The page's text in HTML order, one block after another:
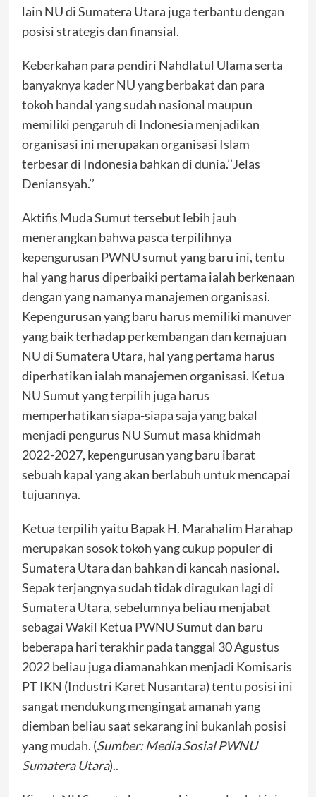
lain NU di Sumatera Utara juga terbantu dengan
posisi strategis dan finansial.
Keberkahan para pendiri Nahdlatul Ulama serta
banyaknya kader NU yang berbakat dan para
tokoh handal yang sudah nasional maupun
memiliki pengaruh di Indonesia menjadikan
organisasi ini merupakan organisasi Islam
terbesar di Indonesia bahkan di dunia.’’Jelas
Deniansyah.’’
Aktifis Muda Sumut tersebut lebih jauh
menerangkan bahwa pasca terpilihnya
kepengurusan PWNU sumut yang baru ini, tentu
hal yang harus diperbaiki pertama ialah berkenaan
dengan yang namanya manajemen organisasi.
Kepengurusan yang baru harus memiliki manuver
yang baik terhadap perkembangan dan kemajuan
NU di Sumatera Utara, hal yang pertama harus
diperhatikan ialah manajemen organisasi. Ketua
NU Sumut yang terpilih juga harus
memperhatikan siapa-siapa saja yang bakal
menjadi pengurus NU Sumut masa khidmah
2022-2027, kepengurusan yang baru ibarat
sebuah kapal yang akan berlabuh untuk mencapai
tujuannya.
Ketua terpilih yaitu Bapak H. Marahalim Harahap
merupakan sosok tokoh yang cukup populer di
Sumatera Utara dan bahkan di kancah nasional.
Sepak terjangnya sudah tidak diragukan lagi di
Sumatera Utara, sebelumnya beliau menjabat
sebagai Wakil Ketua PWNU Sumut dan baru
beberapa hari terakhir pada tanggal 30 Agustus
2022 beliau juga diamanahkan menjadi Komisaris
PT IKN (Industri Karet Nusantara) tentu posisi ini
sangat mendukung mengingat amanah yang
diemban beliau saat sekarang ini bukanlah posisi
yang mudah. (Sumber: Media Sosial PWNU
Sumatera Utara)..